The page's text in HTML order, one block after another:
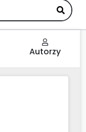
Autorzy